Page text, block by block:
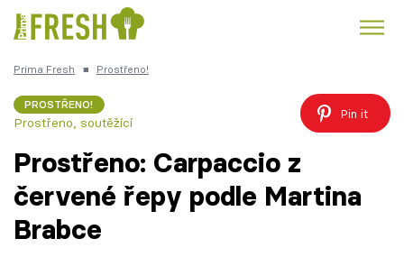
Česká kuchyně
Témata
Prima Fresh ■ Prostřeno!
PROSTŘENO!
Prostřeno, soutěžící
Pin it
Prostřeno: Carpaccio z
červené řepy podle Martina
Brabce